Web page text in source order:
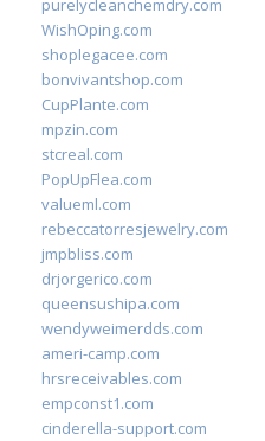
purelycleanchemdry.com
WishOping.com
shoplegacee.com
bonvivantshop.com
CupPlante.com
mpzin.com
stcreal.com
PopUpFlea.com
valueml.com
rebeccatorresjewelry.com
jmpbliss.com
drjorgerico.com
queensushipa.com
wendyweimerdds.com
ameri-camp.com
hrsreceivables.com
empconst1.com
cinderella-support.com